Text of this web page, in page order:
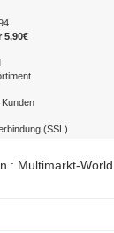
5,90€
(SSL)